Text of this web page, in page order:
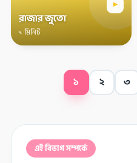
▸
রাজার জুতো
১ মিনিট
১ ২ ৩
এই বিভাগ সম্পর্কে